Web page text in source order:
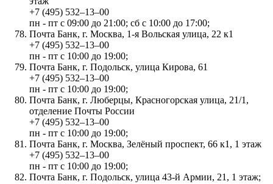
+7 (495) 532‒13‒00
пн - пт с 09:00 до 21:00; сб с 10:00 до 17:00;
Почта Банк, г. Москва, 1-я Вольская улица, 22 к1
+7 (495) 532‒13‒00
пн - пт с 10:00 до 19:00;
Почта Банк, г. Подольск, улица Кирова, 61
+7 (495) 532‒13‒00
пн - пт с 10:00 до 19:00;
Почта Банк, г. Люберцы, Красногорская улица, 21/1,
отделение Почты России
+7 (495) 532‒13‒00
пн - пт с 10:00 до 19:00;
Почта Банк, г. Москва, Зелёный проспект, 66 к1, 1 этаж
+7 (495) 532‒13‒00
пн - пт с 10:00 до 19:00;
Почта Банк, г. Подольск, улица 43-й Армии, 21, 1 этаж;